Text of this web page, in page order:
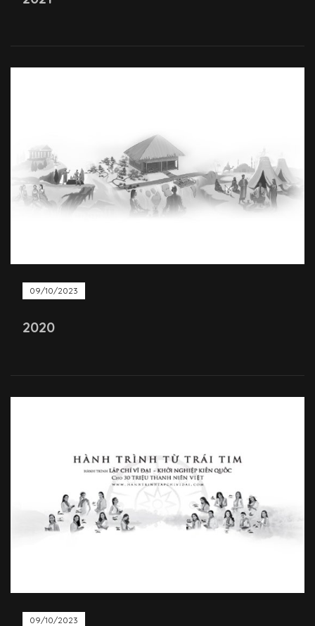
09/10/2023
2020
09/10/2023